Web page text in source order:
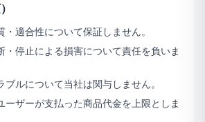
適合性について保証しません。
・停止による損害について責任を負いま
ルについて当社は関与しません。
ーザーが支払った商品代金を上限としま